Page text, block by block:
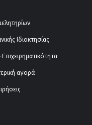
Ιδιοκτησίας
αγορά